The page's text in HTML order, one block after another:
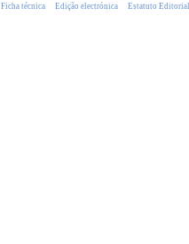
Ficha técnica Edição electrónica Estatuto Editorial